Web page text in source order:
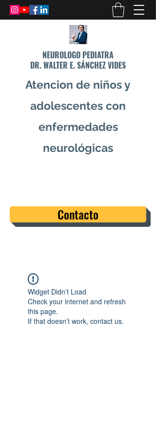
NEUROLOGO PEDIATRA
DR. WALTER E. SÁNCHEZ VIDES
Atencion de niños y
adolescentes con
enfermedades
neurológicas
Contacto
Widget Didn’t Load
Check your internet and refresh
this page.
If that doesn’t work, contact us.